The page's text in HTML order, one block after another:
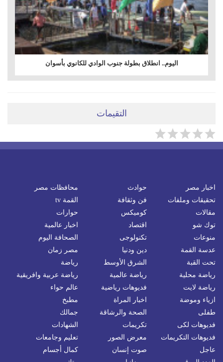
اليوم.. انطلاق بطولة جنوب الوادي للكانوي بأسوان
التقيمات
اخبار مصر حوادث
محافظات مصر
تحقيقات وملفات
فن وثقافة
القمة tv
مقالات
كوميكس
حوارات
توك شو
اقتصاد
اخبار عالمية
منوعات
تكنولوجى
الصحافة اليوم
عدسة القمة
دين ودنيا
مصر زمان
تحت القبة
الشرق الأوسط
رياضة
رياضة محلية
رياضة عالمية
رياضة عربية وافريقية
رياضة لايت
فديوهات رياضية
عالم حواء
ازياء وموضة
اخبار المراة
مطبخ
طفلى
الصحة والرشاقة
جمالك
فديوهات لكى
تكريمات
الشهادات
فديوهات التكريمات
معرض الصور
تعليم وجامعات
عاجل
صوت إنسان
كمال أجسام